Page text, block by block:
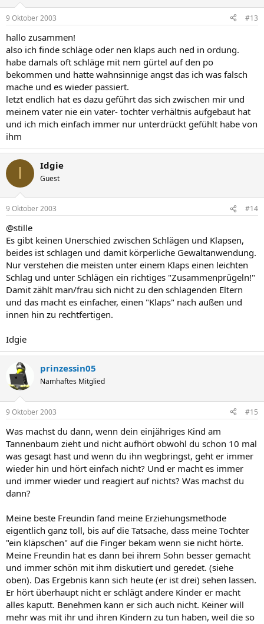
9 Oktober 2003 #13
hallo zusammen!
also ich finde schläge oder nen klaps auch ned in ordung.
habe damals oft schläge mit nem gürtel auf den po
bekommen und hatte wahnsinnige angst das ich was falsch
mache und es wieder passiert.
letzt endlich hat es dazu geführt das sich zwischen mir und
meinem vater nie ein vater- tochter verhältnis aufgebaut hat
und ich mich einfach immer nur unterdrückt gefühlt habe von
ihm
I Idgie
Guest
9 Oktober 2003 #14
@stille
Es gibt keinen Unerschied zwischen Schlägen und Klapsen,
beides ist schlagen und damit körperliche Gewaltanwendung.
Nur verstehen die meisten unter einem Klaps einen leichten
Schlag und unter Schlägen ein richtiges "Zusammenprügeln!"
Damit zählt man/frau sich nicht zu den schlagenden Eltern
und das macht es einfacher, einen "Klaps" nach außen und
innen hin zu rechtfertigen.
Idgie
prinzessin05
Namhaftes Mitglied
9 Oktober 2003 #15
Was machst du dann, wenn dein einjähriges Kind am
Tannenbaum zieht und nicht aufhört obwohl du schon 10 mal
was gesagt hast und wenn du ihn wegbringst, geht er immer
wieder hin und hört einfach nicht? Und er macht es immer
und immer wieder und reagiert auf nichts? Was machst du
dann?
Meine beste Freundin fand meine Erziehungsmethode
eigentlich ganz toll, bis auf die Tatsache, dass meine Tochter
"ein kläpschen" auf die Finger bekam wenn sie nicht hörte.
Meine Freundin hat es dann bei ihrem Sohn besser gemacht
und immer schön mit ihm diskutiert und geredet. (siehe
oben). Das Ergebnis kann sich heute (er ist drei) sehen lassen.
Er hört überhaupt nicht er schlägt andere Kinder er macht
alles kaputt. Benehmen kann er sich auch nicht. Keiner will
mehr was mit ihr und ihren Kindern zu tun haben, weil die so